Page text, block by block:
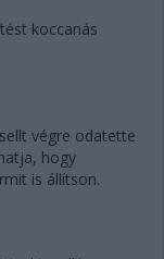
koccanás
végre odatette
hogy
is állítson.